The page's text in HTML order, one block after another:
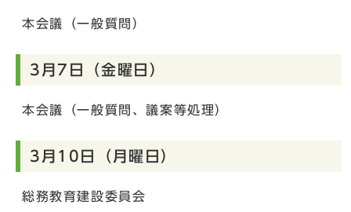
本会議（一般質問）
3月7日（金曜日）
本会議（一般質問、議案等処理）
3月10日（月曜日）
総務教育建設委員会